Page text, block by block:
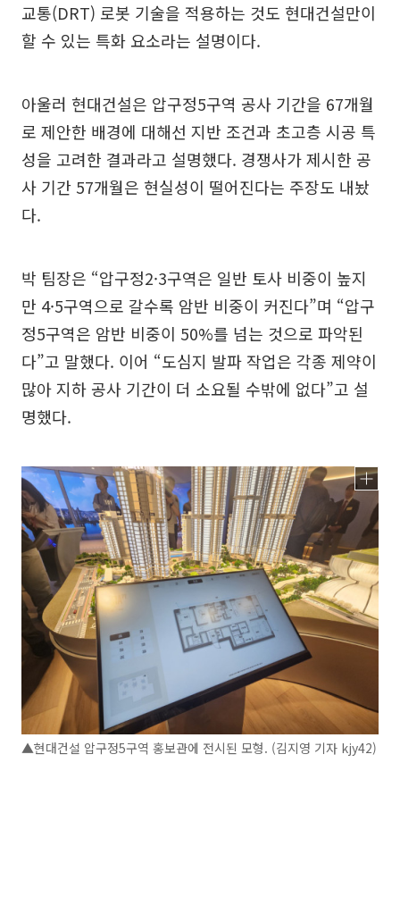
교통(DRT) 로봇 기술을 적용하는 것도 현대건설만이
할 수 있는 특화 요소라는 설명이다.
아울러 현대건설은 압구정5구역 공사 기간을 67개월
로 제안한 배경에 대해선 지반 조건과 초고층 시공 특
성을 고려한 결과라고 설명했다. 경쟁사가 제시한 공
사 기간 57개월은 현실성이 떨어진다는 주장도 내놨
다.
박 팀장은 “압구정2·3구역은 일반 토사 비중이 높지
만 4·5구역으로 갈수록 암반 비중이 커진다”며 “압구
정5구역은 암반 비중이 50%를 넘는 것으로 파악된
다”고 말했다. 이어 “도심지 발파 작업은 각종 제약이
많아 지하 공사 기간이 더 소요될 수밖에 없다”고 설
명했다.
▲현대건설 압구정5구역 홍보관에 전시된 모형. (김지영 기자 kjy42)